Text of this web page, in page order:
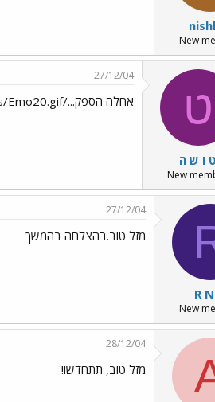
New
ט
ט ו ש ה
New
27/12/04
אחלה הספק.../images/Emo20.gif
R
New
27/12/04
מזל טוב.בהצלחה בהמשך
28/12/04
מזל טוב, תתחדשו!